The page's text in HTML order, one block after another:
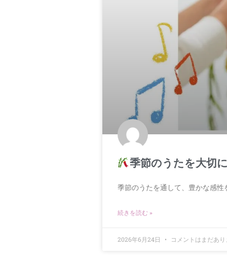
季節のうたを大切
季節のうたを通して、豊かな感性
続きを読む »
2026年6月24日 コメントはまだあ